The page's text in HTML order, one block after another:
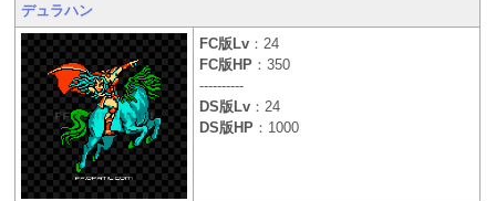
デュラハン
FC版Lv ：24
FC版HP ：350
----------
DS版Lv ：24
DS版HP ：1000